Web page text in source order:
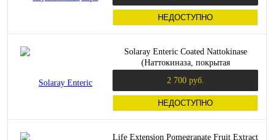
НЕДОСТУПНО
Solaray Enteric Coated Nattokinase
(Наттокиназа, покрытая
1250 FU 30 растительных капсул
2 700 руб.
НЕДОСТУПНО
Life Extension Pomegranate Fruit Extract